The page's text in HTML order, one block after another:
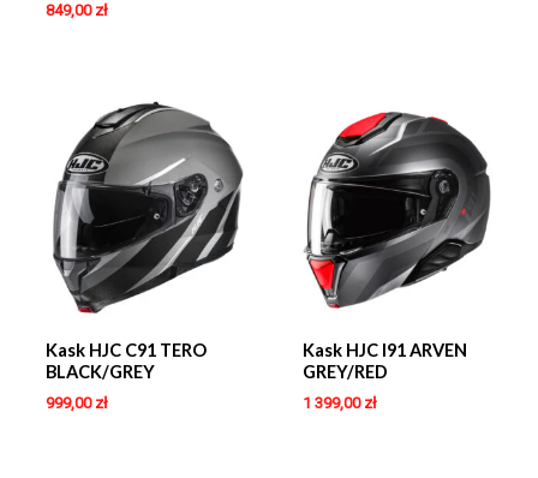
849,00 zł
Kask HJC C91 TERO
BLACK/GREY
999,00 zł
Kask HJC I91 ARVEN
GREY/RED
1 399,00 zł